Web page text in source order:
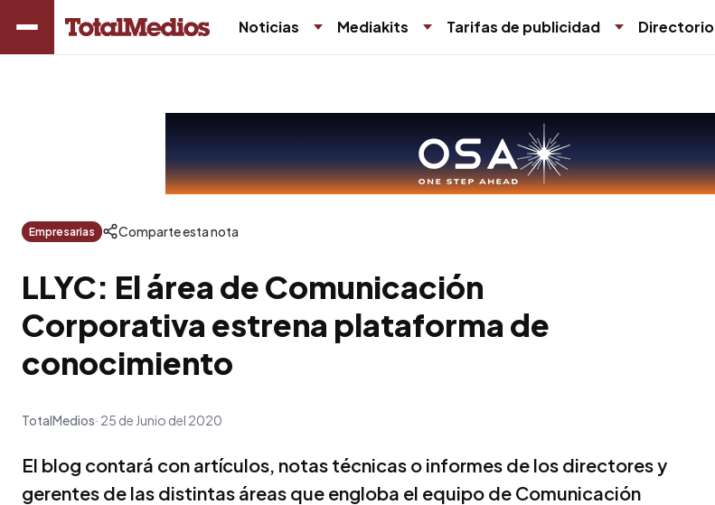
Noticias Mediakits Tarifas de publicidad Directorio
Empresarias Comparte esta nota
LLYC: El área de Comunicación
Corporativa estrena plataforma de
conocimiento
TotalMedios 25 de Junio del 2020
El blog contará con artículos, notas técnicas o informes de los directores y
gerentes de las distintas áreas que engloba el equipo de Comunicación